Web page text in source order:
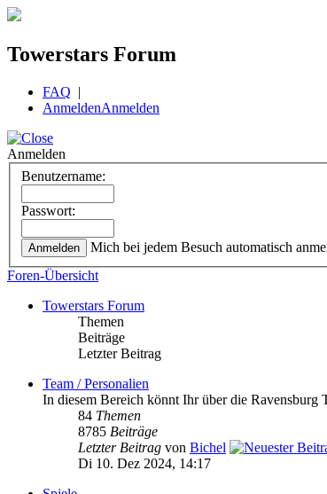
Towerstars Forum
FAQ |
AnmeldenAnmelden
Anmelden
Benutzername:
Passwort:
Mich bei jedem Besuch automatisch
Foren-Übersicht
Towerstars Forum
Themen
Beiträge
Letzter Beitrag
Team / Personalien
In diesem Bereich könnt Ihr über die Ravensburg
84 Themen
8785 Beiträge
Letzter Beitrag von Bichel
Di 10. Dez 2024, 14:17